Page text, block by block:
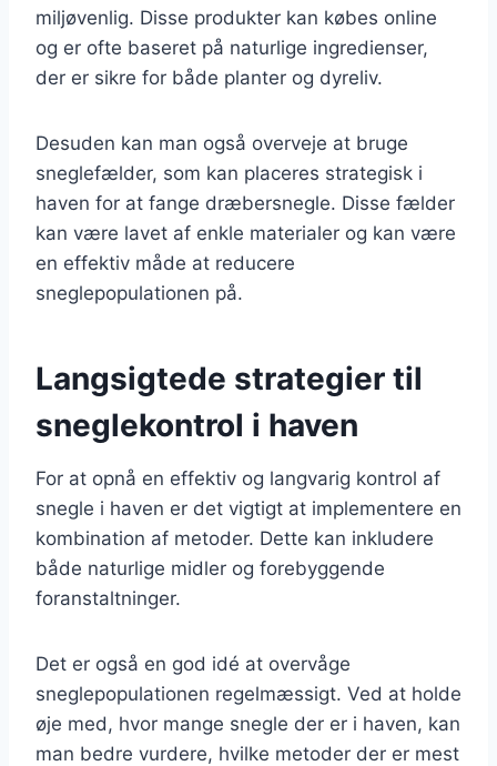
miljøvenlig. Disse produkter kan købes online
og er ofte baseret på naturlige ingredienser,
der er sikre for både planter og dyreliv.
Desuden kan man også overveje at bruge
sneglefælder, som kan placeres strategisk i
haven for at fange dræbersnegle. Disse fælder
kan være lavet af enkle materialer og kan være
en effektiv måde at reducere
sneglepopulationen på.
Langsigtede strategier til
sneglekontrol i haven
For at opnå en effektiv og langvarig kontrol af
snegle i haven er det vigtigt at implementere en
kombination af metoder. Dette kan inkludere
både naturlige midler og forebyggende
foranstaltninger.
Det er også en god idé at overvåge
sneglepopulationen regelmæssigt. Ved at holde
øje med, hvor mange snegle der er i haven, kan
man bedre vurdere, hvilke metoder der er mest